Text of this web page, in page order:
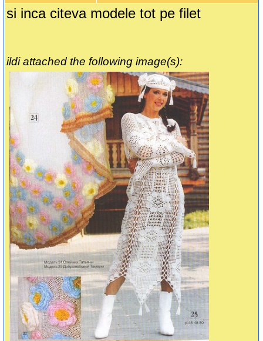
si inca citeva modele tot pe filet
ildi attached the following image(s):